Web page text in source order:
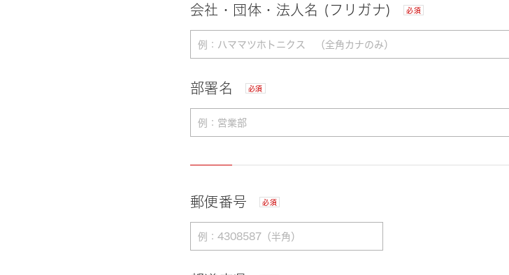
会社・団体・法人名 (フリガナ) 必須
部署名 必須
郵便番号 必須